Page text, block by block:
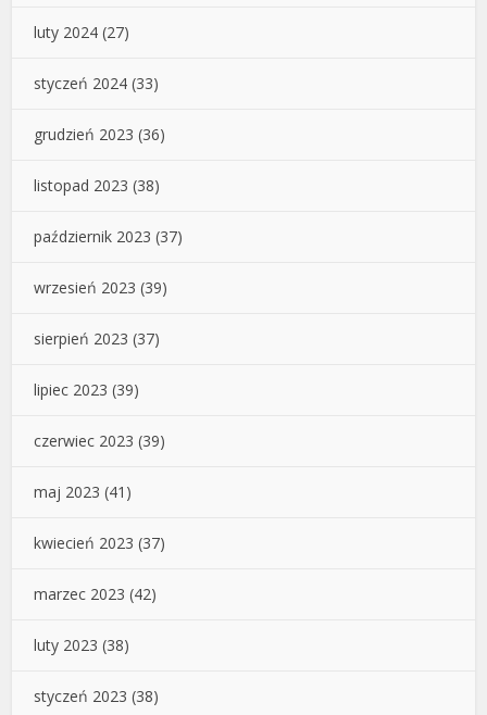
luty 2024 (27)
styczeń 2024 (33)
grudzień 2023 (36)
listopad 2023 (38)
październik 2023 (37)
wrzesień 2023 (39)
sierpień 2023 (37)
lipiec 2023 (39)
czerwiec 2023 (39)
maj 2023 (41)
kwiecień 2023 (37)
marzec 2023 (42)
luty 2023 (38)
styczeń 2023 (38)